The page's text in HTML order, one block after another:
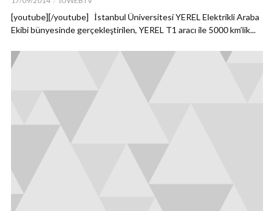
[youtube][/youtube] İstanbul Üniversitesi YEREL Elektrikli Araba
Ekibi bünyesinde gerçekleştirilen, YEREL T1 aracı ile 5000 km’lik...